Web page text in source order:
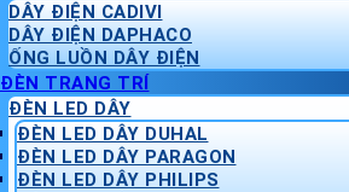
DÂY ĐIỆN CADIVI
DÂY ĐIỆN DAPHACO
ỐNG LUỒN DÂY ĐIỆN
ĐÈN TRANG TRÍ
ĐÈN LED DÂY
ĐÈN LED DÂY DUHAL
ĐÈN LED DÂY PARAGON
ĐÈN LED DÂY PHILIPS